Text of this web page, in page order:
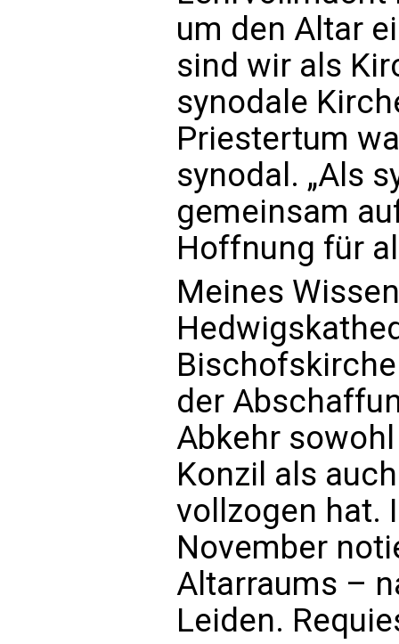
um den Altar
sind wir als
synodale
Priestertum
synodal. „Als
gemeinsam
Hoffnung für
Meines
der
Abkehr
Konzil als
vollzogen hat.
November
Altarraums –
Leiden.